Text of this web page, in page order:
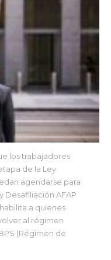
los trabajadores
de la Ley
agendarse para
Desafiliación AFAP
a quienes
al régimen
(Régimen de